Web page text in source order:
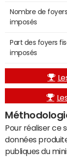
Nombre de
imposés
Part des foyers
imposés
Pour réaliser ce
données
publiques du